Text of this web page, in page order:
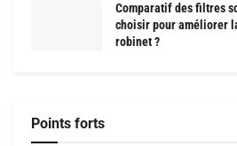
Comparatif des filtres
choisir pour améliorer
robinet ?
Points forts